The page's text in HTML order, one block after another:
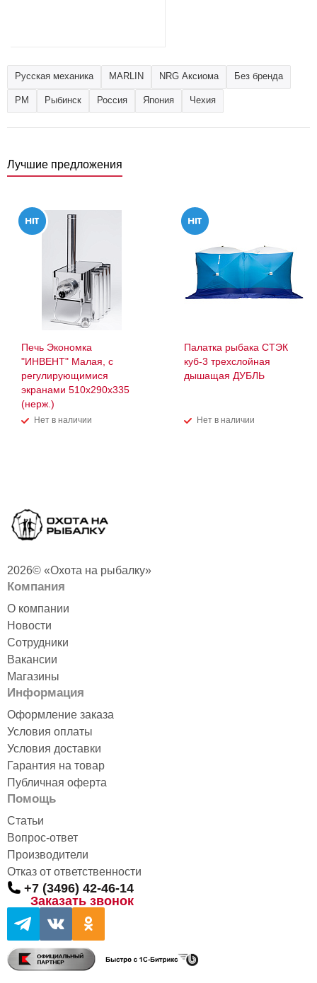
Русская механика MARLIN NRG Аксиома Без бренда
РМ Рыбинск Россия Япония Чехия
Лучшие предложения
Печь Экономка
"ИНВЕНТ" Малая, с
регулирующимися
экранами 510х290х335
(нерж.)
Нет в наличии
Палатка рыбака СТЭК
куб-3 трехслойная
дышащая ДУБЛЬ
Нет в наличии
2026© «Охота на рыбалку»
Компания
О компании
Новости
Сотрудники
Вакансии
Магазины
Информация
Оформление заказа
Условия оплаты
Условия доставки
Гарантия на товар
Публичная оферта
Помощь
Статьи
Вопрос-ответ
Производители
Отказ от ответственности
+7 (3496) 42-46-14
Заказать звонок